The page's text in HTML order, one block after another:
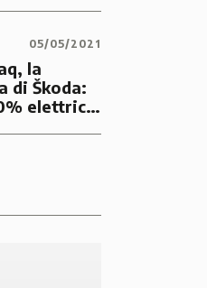
05/05/2021
la
di Škoda:
elettrico